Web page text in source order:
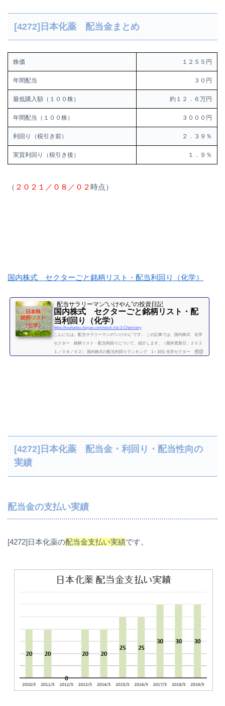
[4272]日本化薬 配当金まとめ
株価 １２５５円
年間配当 ３０円
最低購入額（１００株） 約１２．６万円
年間配当（１００株） ３０００円
利回り（税引き前） ２．３９％
実質利回り（税引き後） １．９％
（ ２０２１／０８／０２時点）
国内株式 セクターごと銘柄リスト・配当利回り（化学）
配当サラリーマン“いけやん”の投資日記 ​
国内株式 セクターごと銘柄リスト・配
当利回り（化学）
https://kouhaitou-ikeyan.com/stock-list-3-Chemistry
こんにちは。配当サラリーマンの“いけやん”です。 この記事では、国内株式 化学
セクター 銘柄リスト・配当利回りについて、紹介します。（最終更新日：２０２
１／０８／０２） 国内株式の配当利回りランキング 1～10位 化学セクター 利回
[4272]日本化薬 配当金・利回り・配当性向の
実績
配当金の支払い実績
[4272]日本化薬の配当金支払い実績です。